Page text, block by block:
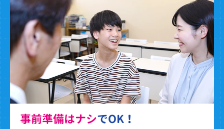
事前準備はナシでOK！